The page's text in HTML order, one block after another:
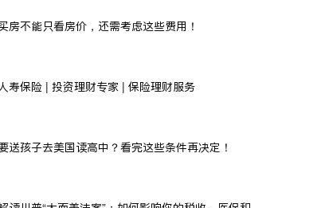
房不能只看房价，还需考虑这些费用！
寿保险 | 投资理财专家 | 保险理财服务
送孩子去美国读高中？看完这些条件再决定！